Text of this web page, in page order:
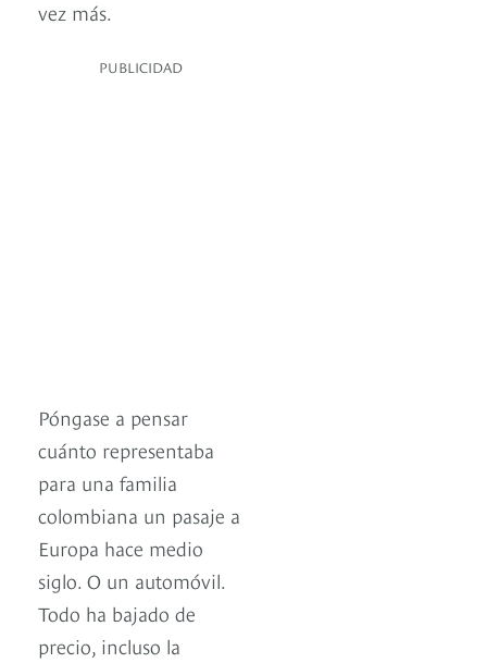
vez más.
PUBLICIDAD
Póngase a pensar
cuánto representaba
para una familia
colombiana un pasaje a
Europa hace medio
siglo. O un automóvil.
Todo ha bajado de
precio, incluso la